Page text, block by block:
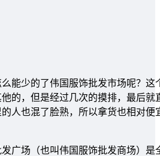
能少的了伟国服饰批发市场呢？
的，但是经过几次的摸排，最后
人也混了脸熟，所以拿货也相对
广场（也叫伟国服饰批发商场）